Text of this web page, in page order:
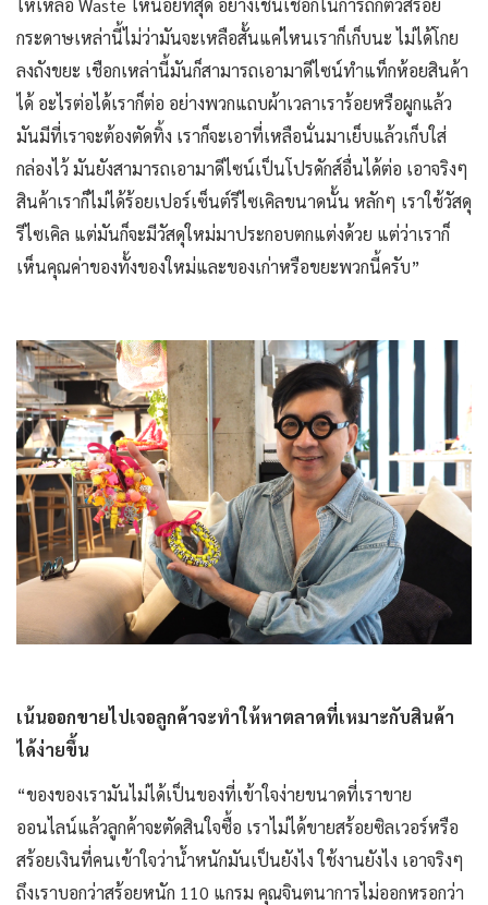
ให้เหลือ Waste ให้น้อยที่สุด อย่างเช่นเชือกในการถักตัวสร้อย
กระดาษเหล่านี้ไม่ว่ามันจะเหลือสั้นแค่ไหนเราก็เก็บนะ ไม่ได้โกย
ลงถังขยะ เชือกเหล่านี้มันก็สามารถเอามาดีไซน์ทำแท็กห้อยสินค้า
ได้ อะไรต่อได้เราก็ต่อ อย่างพวกแถบผ้าเวลาเราร้อยหรือผูกแล้ว
มันมีที่เราจะต้องตัดทิ้ง เราก็จะเอาที่เหลือนั่นมาเย็บแล้วเก็บใส่
กล่องไว้ มันยังสามารถเอามาดีไซน์เป็นโปรดักส์อื่นได้ต่อ เอาจริงๆ
สินค้าเราก็ไม่ได้ร้อยเปอร์เซ็นต์รีไซเคิลขนาดนั้น หลักๆ เราใช้วัสดุ
รีไซเคิล แต่มันก็จะมีวัสดุใหม่มาประกอบตกแต่งด้วย แต่ว่าเราก็
เห็นคุณค่าของทั้งของใหม่และของเก่าหรือขยะพวกนี้ครับ”
เน้นออกขายไปเจอลูกค้าจะทำให้หาตลาดที่เหมาะกับสินค้า
ได้ง่ายขึ้น
“ของของเรามันไม่ได้เป็นของที่เข้าใจง่ายขนาดที่เราขาย
ออนไลน์แล้วลูกค้าจะตัดสินใจซื้อ เราไม่ได้ขายสร้อยซิลเวอร์หรือ
สร้อยเงินที่คนเข้าใจว่าน้ำหนักมันเป็นยังไง ใช้งานยังไง เอาจริงๆ
ถึงเราบอกว่าสร้อยหนัก 110 แกรม คุณจินตนาการไม่ออกหรอกว่า